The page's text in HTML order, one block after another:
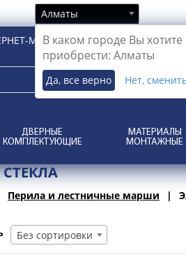
Алматы
В каком городе Вы хотите
приобрести: Алматы
Да, все верно Нет,
МАГАЗИН ДЛЯ РОЗНИЧНЫХ И
ДВЕРНЫЕ
КОМПЛЕКТУЮЩИЕ
МАТЕРИАЛЫ
МОНТАЖНЫЕ
Перила и лестничные марши
Без сортировки